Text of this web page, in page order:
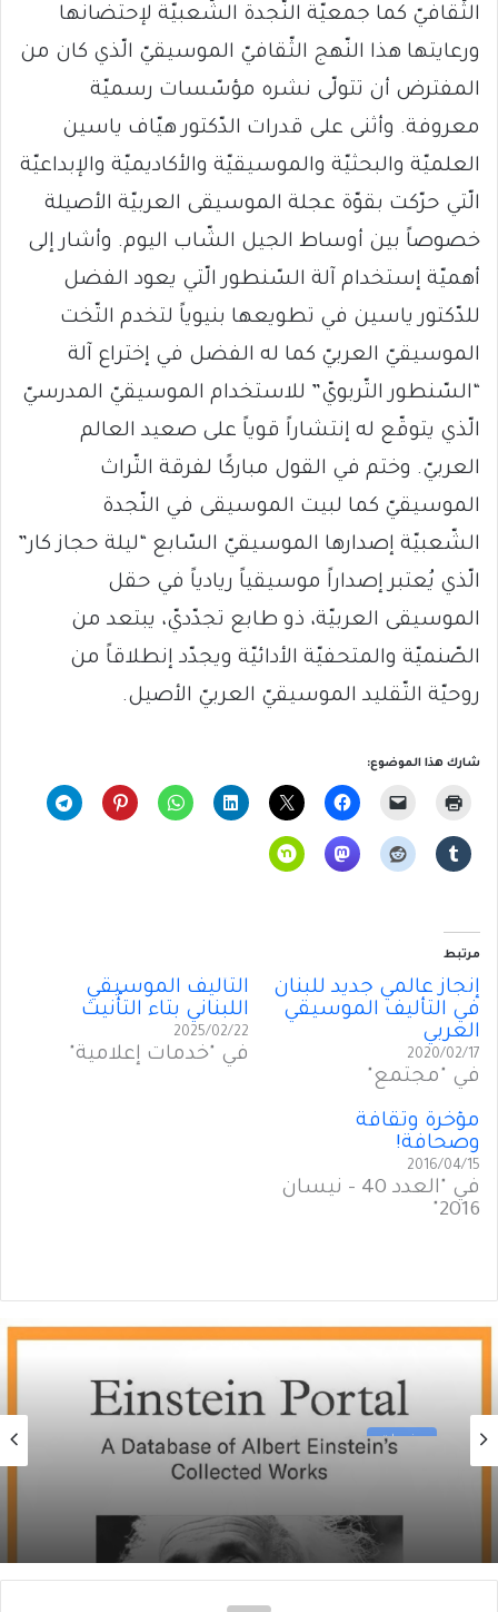
الثّقافيّ كما جمعيّة النّجدة الشّعبيّة لإحتضانها
ورعايتها هذا النّهج الثّقافيّ الموسيقيّ الّذي كان من
المفترض أن تتولّى نشره مؤسّسات رسميّة
معروفة. وأثنى على قدرات الدّكتور هيّاف ياسين
العلميّة والبحثيّة والموسيقيّة والأكاديميّة والإبداعيّة
الّتي حرّكت بقوّة عجلة الموسيقى العربيّة الأصيلة
خصوصاً بين أوساط الجيل الشّاب اليوم. وأشار إلى
أهميّة إستخدام آلة السّنطور الّتي يعود الفضل
للدّكتور ياسين في تطويعها بنيوياً لتخدم التّخت
الموسيقيّ العربيّ كما له الفضل في إختراع آلة
“السّنطور التّربويّ” للاستخدام الموسيقيّ المدرسيّ
الّذي يتوقّع له إنتشاراً قوياً على صعيد العالم
العربيّ. وختم في القول مباركًا لفرقة التّراث
الموسيقيّ كما لبيت الموسيقى في النّجدة
الشّعبيّة إصدارها الموسيقيّ السّابع “ليلة حجاز كار”
الّذي يُعتبر إصداراً موسيقياً ريادياً في حقل
الموسيقى العربيّة، ذو طابع تجدّديّ، يبتعد من
الصّنميّة والمتحفيّة الأدائيّة ويجدّد إنطلاقاً من
روحيّة التّقليد الموسيقيّ العربيّ الأصيل.
شارك هذا الموضوع:
مرتبط
إنجاز عالمي جديد للبنان
في التأليف الموسيقي
العربي
2020/02/17
في "مجتمع"
التأْليف الموسيقي
اللبناني بتاء التأْنيث
2025/02/22
في "خدمات إعلامية"
مؤخّرة وثقافة
وصحافة!
2016/04/15
في "العدد 40 - نيسان
2016"
منوعات
2026/06/09